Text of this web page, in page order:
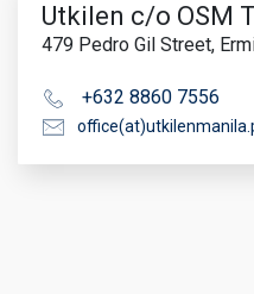
Utkilen c/o OSM
479 Pedro Gil Street,
+632 8860 7556